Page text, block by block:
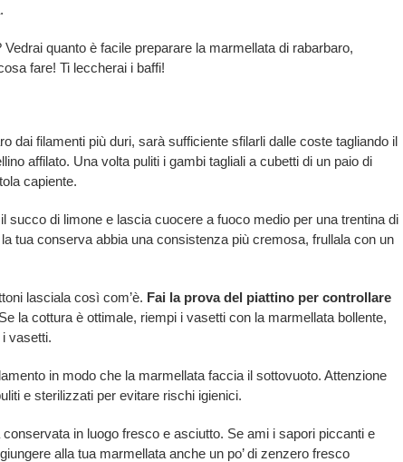
quanto è facile preparare la marmellata di rabarbaro,
fare! Ti leccherai i baffi!
dai filamenti più duri, sarà sufficiente sfilarli dalle coste tagliando il
affilato. Una volta puliti i gambi tagliali a cubetti di un paio di
capiente.
succo di limone e lascia cuocere a fuoco medio per una trentina di
tua conserva abbia una consistenza più cremosa, frullala con un
lasciala così com’è. Fai la prova del piattino per controllare
la cottura è ottimale, riempi i vasetti con la marmellata bollente,
vasetti.
in modo che la marmellata faccia il sottovuoto. Attenzione
e sterilizzati per evitare rischi igienici.
in luogo fresco e asciutto. Se ami i sapori piccanti e
alla tua marmellata anche un po’ di zenzero fresco